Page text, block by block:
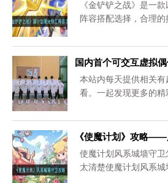
《金铲铲之战》是一
阵容搭配选择，合理
国内首个可交互虚拟
本站内每天提供相关
看。一起发现更多的
《使魔计划》攻略
使魔计划风系城墙守
太清楚使魔计划风系